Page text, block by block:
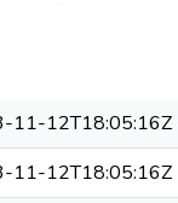
11-12T18:05:16Z
11-12T18:05:16Z